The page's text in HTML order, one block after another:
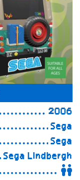
2006
Sega
Sega
Sega Lindbergh